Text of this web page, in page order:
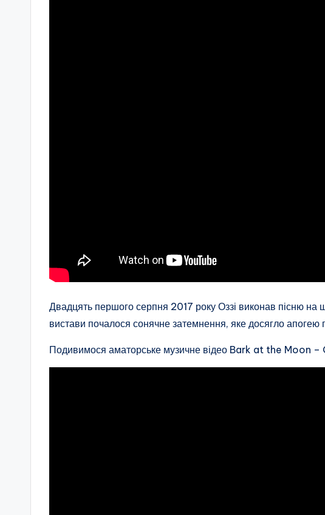
Двадцять першого серпня 2017 року Оззі виконав пісню на
вистави почалося сонячне затемнення, яке досягло апогею
Подивимося аматорське музичне відео Bark at the Moon